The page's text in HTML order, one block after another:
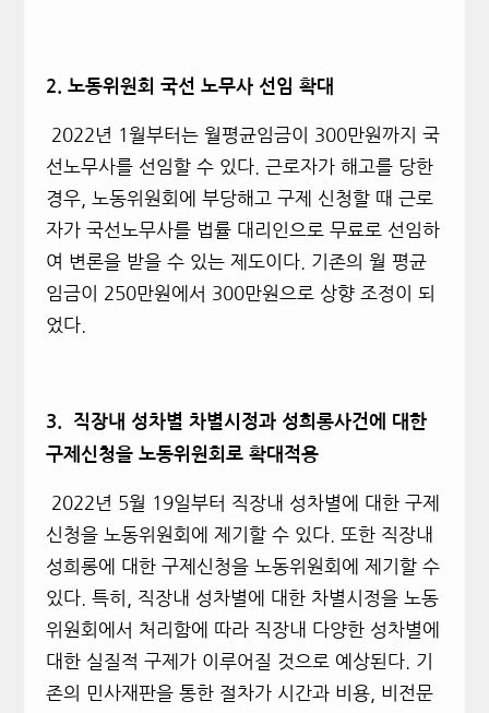
2. 노동위원회 국선 노무사 선임 확대
2022년 1월부터는 월평균임금이 300만원까지 국
선노무사를 선임할 수 있다. 근로자가 해고를 당한
경우, 노동위원회에 부당해고 구제 신청할 때 근로
자가 국선노무사를 법률 대리인으로 무료로 선임하
여 변론을 받을 수 있는 제도이다. 기존의 월 평균
임금이 250만원에서 300만원으로 상향 조정이 되
었다.
3. 직장내 성차별 차별시정과 성희롱사건에 대한
구제신청을 노동위원회로 확대적용
2022년 5월 19일부터 직장내 성차별에 대한 구제
신청을 노동위원회에 제기할 수 있다. 또한 직장내
성희롱에 대한 구제신청을 노동위원회에 제기할 수
있다. 특히, 직장내 성차별에 대한 차별시정을 노동
위원회에서 처리함에 따라 직장내 다양한 성차별에
대한 실질적 구제가 이루어질 것으로 예상된다. 기
존의 민사재판을 통한 절차가 시간과 비용, 비전문